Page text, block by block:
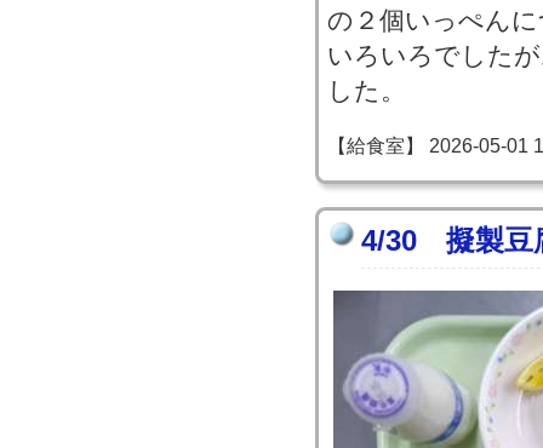
の２個いっぺん
いろいろでした
した。
【給食室】 2026-05-01
4/30 擬製豆